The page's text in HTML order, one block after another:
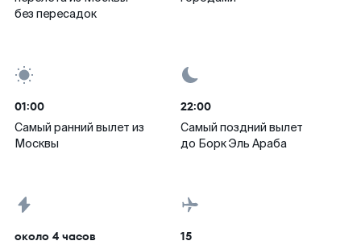
без пересадок
01:00
Самый ранний вылет из
Москвы
22:00
Самый поздний вылет
до Борк Эль Араба
около 4 часов 15